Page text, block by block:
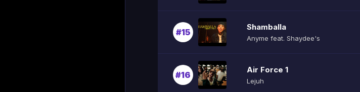
#15
Shamballa
Anyme feat. Shaydee's
#16
Air Force 1
Lejuh